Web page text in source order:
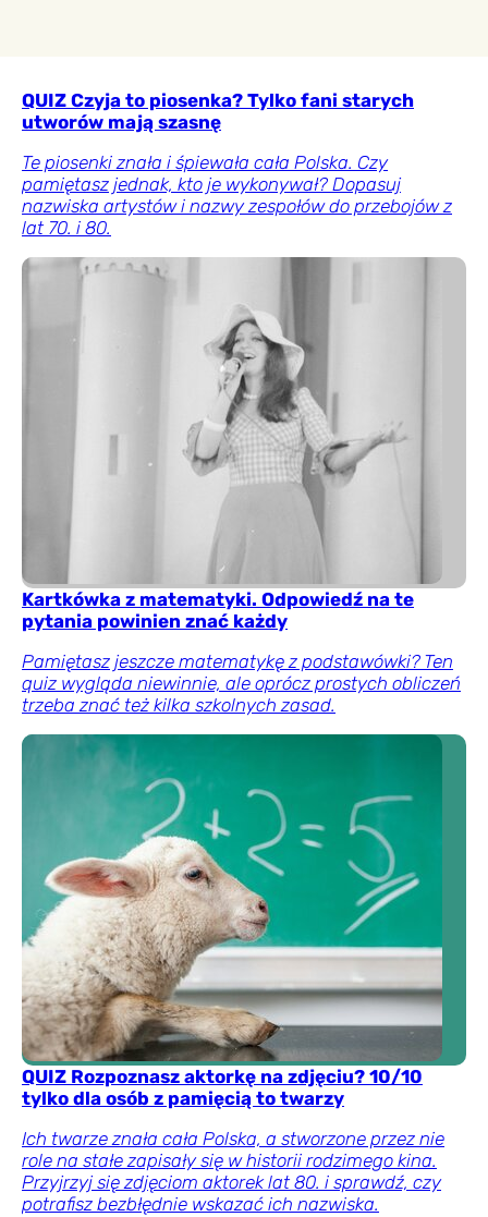
QUIZ Czyja to piosenka? Tylko fani starych
utworów mają szasnę
Te piosenki znała i śpiewała cała Polska. Czy
pamiętasz jednak, kto je wykonywał? Dopasuj
nazwiska artystów i nazwy zespołów do przebojów z
lat 70. i 80.
Kartkówka z matematyki. Odpowiedź na te
pytania powinien znać każdy
Pamiętasz jeszcze matematykę z podstawówki? Ten
quiz wygląda niewinnie, ale oprócz prostych obliczeń
trzeba znać też kilka szkolnych zasad.
QUIZ Rozpoznasz aktorkę na zdjęciu? 10/10
tylko dla osób z pamięcią to twarzy
Ich twarze znała cała Polska, a stworzone przez nie
role na stałe zapisały się w historii rodzimego kina.
Przyjrzyj się zdjęciom aktorek lat 80. i sprawdź, czy
potrafisz bezbłędnie wskazać ich nazwiska.